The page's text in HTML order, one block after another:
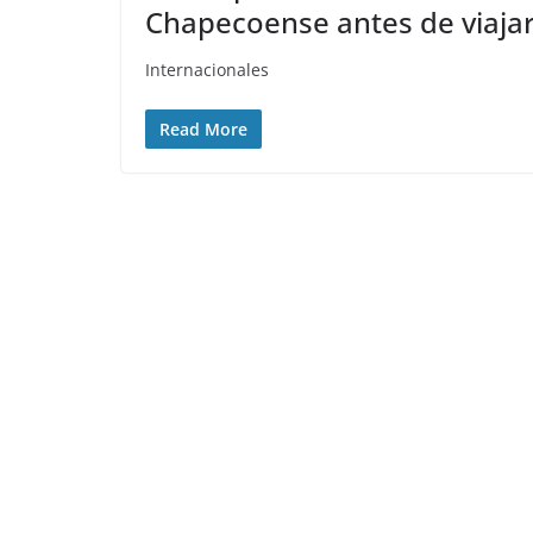
Chapecoense antes de
Internacionales
Read More